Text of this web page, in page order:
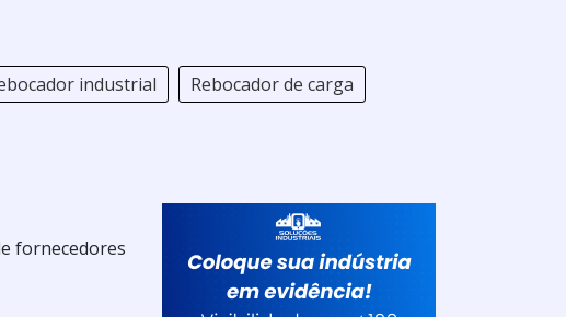
industrial Rebocador de carga
fornecedores